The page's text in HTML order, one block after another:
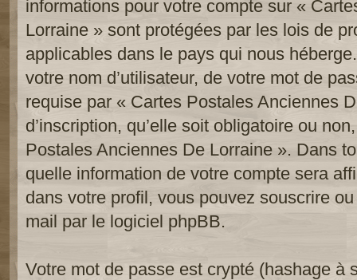
informations pour votre compte sur «
Lorraine » sont protégées par les lois de
applicables dans le pays qui nous
votre nom d’utilisateur, de votre mot de
requise par « Cartes Postales Anciennes
d’inscription, qu’elle soit obligatoire ou
Postales Anciennes De Lorraine ». Dans
quelle information de votre compte sera
dans votre profil, vous pouvez souscrire ou
mail par le logiciel phpBB.
Votre mot de passe est crypté (hashage à